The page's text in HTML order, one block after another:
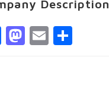
Description
Facebook
Mastodon
Email